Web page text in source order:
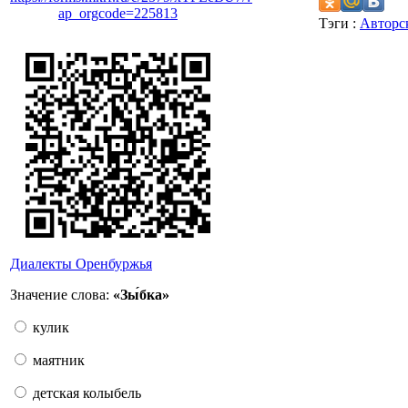
ap_orgcode=225813
Диалекты Оренбуржья
Значение слова: «Зы́бка»
кулик
маятник
детская колыбель
Тэги :